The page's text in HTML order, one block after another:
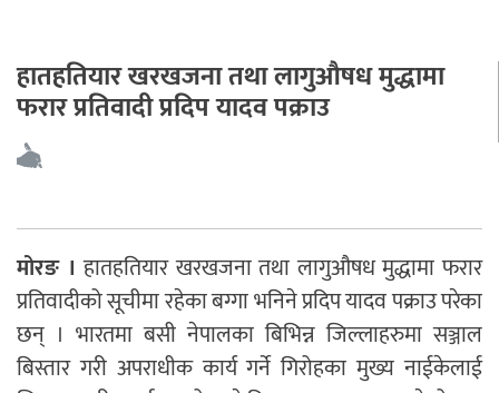
हातहतियार खरखजना तथा लागुऔषध मुद्धामा
फरार प्रतिवादी प्रदिप यादव पक्राउ
मोरङ । हातहतियार खरखजना तथा लागुऔषध मुद्धामा फरार
प्रतिवादीको सूचीमा रहेका बग्गा भनिने प्रदिप यादव पक्राउ परेका
छन् । भारतमा बसी नेपालका बिभिन्न जिल्लाहरुमा सञ्जाल
बिस्तार गरी अपराधीक कार्य गर्ने गिरोहका मुख्य नाईकेलाई